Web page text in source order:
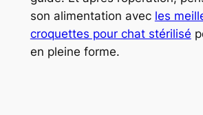
son alimentation avec les
croquettes pour chat stérilisé
en pleine forme.